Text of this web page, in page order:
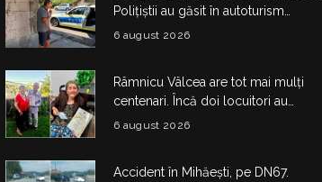
Polițiștii au găsit în autoturism
obiecte și substanțe suspecte
6 august 2026
Râmnicu Vâlcea are tot mai mulți
centenari. Încă doi locuitori au
împlinit 100 de ani în doar câteva zile
6 august 2026
Accident în Mihăești, pe DN67.